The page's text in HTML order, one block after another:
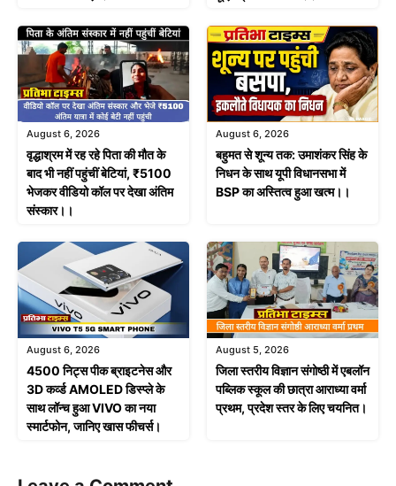
August 6, 2026
वृद्धाश्रम में रह रहे पिता की मौत के
बाद भी नहीं पहुंचीं बेटियां, ₹5100
भेजकर वीडियो कॉल पर देखा अंतिम
संस्कार।।
August 6, 2026
बहुमत से शून्य तक: उमाशंकर सिंह के
निधन के साथ यूपी विधानसभा में
BSP का अस्तित्व हुआ खत्म।।
August 6, 2026
4500 निट्स पीक ब्राइटनेस और
3D कर्व्ड AMOLED डिस्प्ले के
साथ लॉन्च हुआ VIVO का नया
स्मार्टफोन, जानिए खास फीचर्स।
August 5, 2026
जिला स्तरीय विज्ञान संगोष्ठी में एबलॉन
पब्लिक स्कूल की छात्रा आराध्या वर्मा
प्रथम, प्रदेश स्तर के लिए चयनित।